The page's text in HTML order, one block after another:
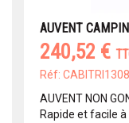
AUVENT
240,52 €
Réf:
AUVENT NON
Rapide et facile